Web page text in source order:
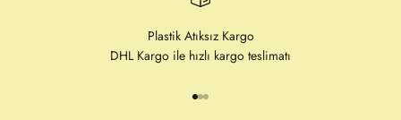
Plastik Atıksız Kargo
DHL Kargo ile hızlı kargo teslimatı